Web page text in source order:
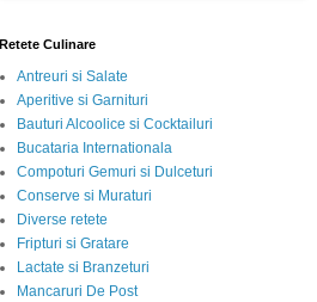
Retete Culinare
Antreuri si Salate
Aperitive si Garnituri
Bauturi Alcoolice si Cocktailuri
Bucataria Internationala
Compoturi Gemuri si Dulceturi
Conserve si Muraturi
Diverse retete
Fripturi si Gratare
Lactate si Branzeturi
Mancaruri De Post